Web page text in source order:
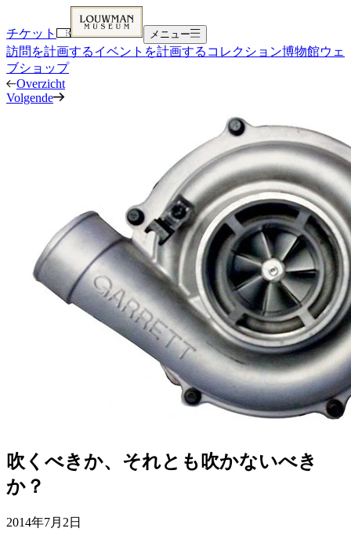
チケット メニュー
訪問を計画するイベントを計画する コレクション博物館ウェ
ブショップ
Overzicht
Volgende
吹くべきか、それとも吹かないべき
か？
2014年7月2日